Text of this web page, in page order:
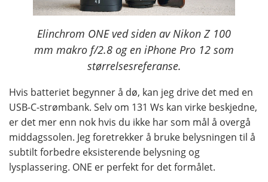
Elinchrom ONE ved siden av Nikon Z 100
mm makro f/2.8 og en iPhone Pro 12 som
størrelsesreferanse.
Hvis batteriet begynner å dø, kan jeg drive det med en
USB-C-strømbank. Selv om 131 Ws kan virke beskjedne,
er det mer enn nok hvis du ikke har som mål å overgå
middagssolen. Jeg foretrekker å bruke belysningen til å
subtilt forbedre eksisterende belysning og
lysplassering. ONE er perfekt for det formålet.